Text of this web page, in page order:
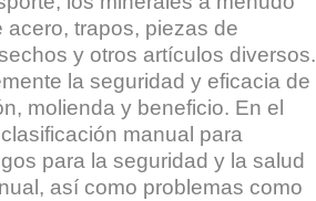
trapos, piezas de
y otros artículos diversos.
la seguridad y eficacia de
molienda y beneficio. En el
manual para
para la seguridad y la salud
así como problemas como